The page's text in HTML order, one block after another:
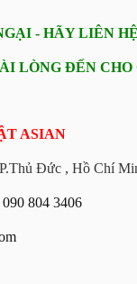
- HÃY LIÊN
LÒNG ĐẾN CHO
ASIAN
Đức , Hồ Chí
090 804 3406